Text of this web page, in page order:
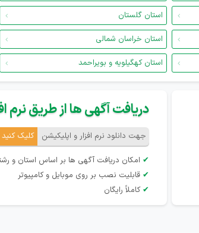
استان گلستان
استان خراسان شمالی
استان کهگیلویه و بویراحمد
دریافت آگهی ها از طریق نرم
جهت دانلود نرم افزار و اپلیکیشن کلیک کنید
✔ امکان دریافت آگهی ها بر اساس استان و
✔ قابلیت نصب بر روی موبایل و کامپیوتر
✔ کاملاً رایگان